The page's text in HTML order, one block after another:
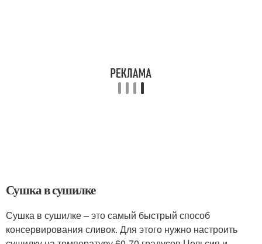
Сушка в сушилке
Сушка в сушилке – это самый быстрый способ
консервирования сливок. Для этого нужно настроить